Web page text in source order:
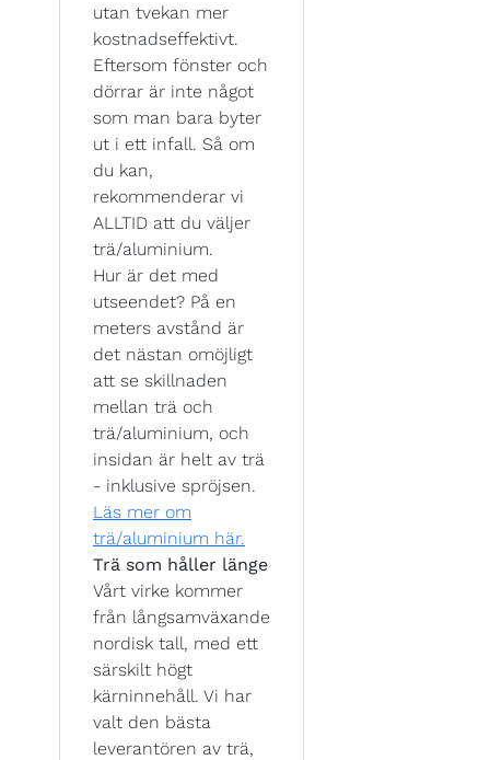
utan tvekan mer
kostnadseffektivt.
Eftersom fönster och
dörrar är inte något
som man bara byter
ut i ett infall. Så om
du kan,
rekommenderar vi
ALLTID att du väljer
trä/aluminium.
Hur är det med
utseendet? På en
meters avstånd är
det nästan omöjligt
att se skillnaden
mellan trä och
trä/aluminium, och
insidan är helt av trä
- inklusive spröjsen.
Läs mer om
trä/aluminium här.
Trä som håller länge
Vårt virke kommer
från långsamväxande
nordisk tall, med ett
särskilt högt
kärninnehåll. Vi har
valt den bästa
leverantören av trä,